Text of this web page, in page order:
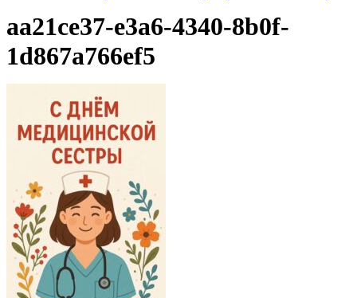
aa21ce37-e3a6-4340-8b0f-
1d867a766ef5